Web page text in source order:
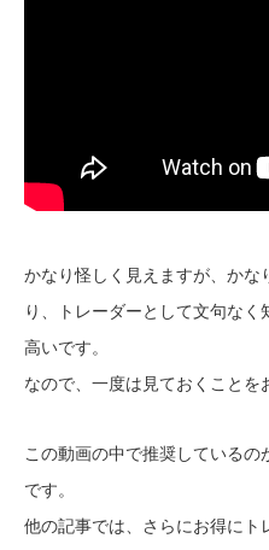
かなり怪しく見えますが、かな
り、トレーダーとして文句な
高いです。
なので、一度は見ておくことを
この動画の中で推奨している
です。
他の記事では、さらにお得にト